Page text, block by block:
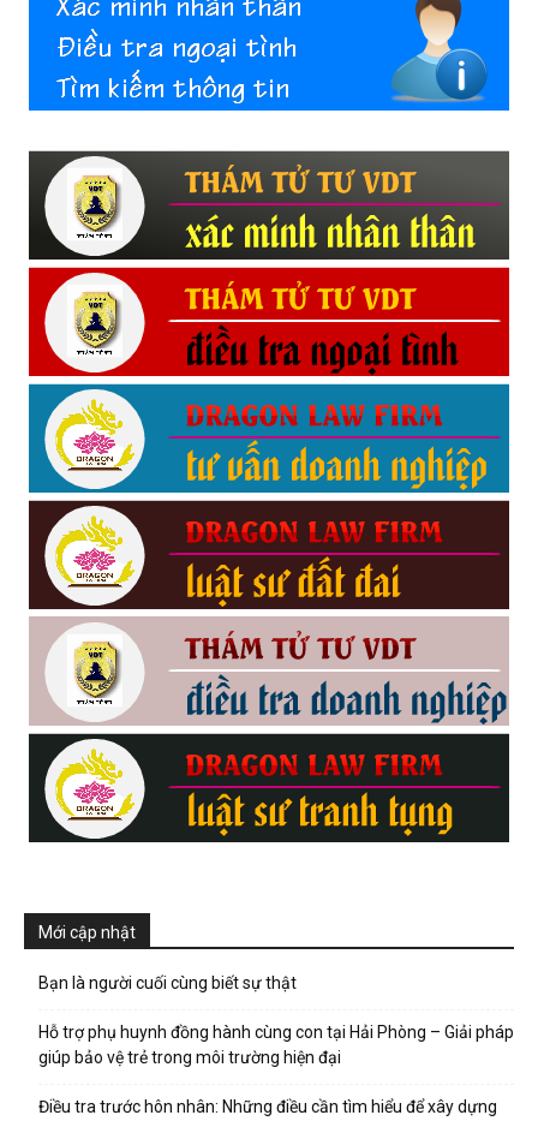
Mới cập nhật
Bạn là người cuối cùng biết sự thật
Hỗ trợ phụ huynh đồng hành cùng con tại Hải Phòng – Giải pháp
giúp bảo vệ trẻ trong môi trường hiện đại
Điều tra trước hôn nhân: Những điều cần tìm hiểu để xây dựng